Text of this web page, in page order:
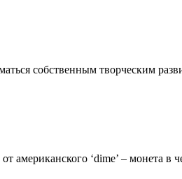
собственным творческим
‘dime’ – монета в